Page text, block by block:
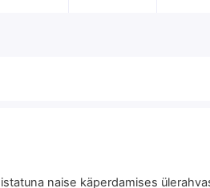
naise käperdamises